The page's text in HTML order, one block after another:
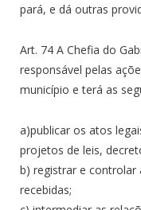
pará, e dá outras
Art. 74 A Chefia do
responsável pelas
município e terá as
a)publicar os atos
projetos de leis,
b) registrar e controlar
recebidas;